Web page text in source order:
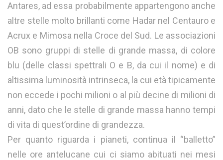
Antares, ad essa probabilmente appartengono anche
altre stelle molto brillanti come Hadar nel Centauro e
Acrux e Mimosa nella Croce del Sud. Le associazioni
OB sono gruppi di stelle di grande massa, di colore
blu (delle classi spettrali O e B, da cui il nome) e di
altissima luminosità intrinseca, la cui età tipicamente
non eccede i pochi milioni o al più decine di milioni di
anni, dato che le stelle di grande massa hanno tempi
di vita di quest’ordine di grandezza.
Per quanto riguarda i pianeti, continua il “balletto”
nelle ore antelucane cui ci siamo abituati nei mesi